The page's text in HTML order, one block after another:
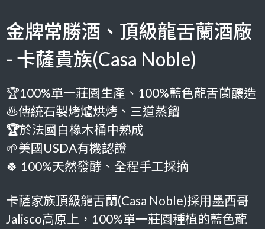
金牌常勝酒、頂級龍舌蘭酒廠
- 卡薩貴族(Casa Noble)
🏆100%單一莊園生產、100%藍色龍舌蘭釀造
♨傳統石製烤爐烘烤、三道蒸餾
🏆於法國白橡木桶中熟成
🌱美國USDA有機認證
🍀 100%天然發酵、全程手工採摘
卡薩家族頂級龍舌蘭(Casa Noble)採用墨西哥
Jalisco高原上，100%單一莊園種植的藍色龍